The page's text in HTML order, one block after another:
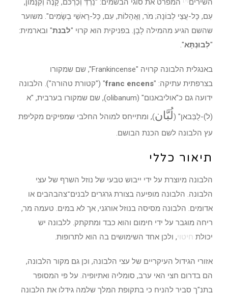
השירים
המפרט את סוגי הבשמים: "נֵרְדְּ וְכַרְכֹּם, קָנֶה וְקִנָּמוֹן,
עִם, כָּל-עֲצֵי לְבוֹנָה; מֹר, וַאֲהָלוֹת, עִם, כָּל-רָאשֵׁי בְשָׂמִים". משוער
שהשם הגיע מהמילה לָבָן. בפניקית הוא קרוי "לבנת" ובארמית:
"לְבוּנְתָּא".
באנגלית הלבונה קרויה "Frankincense", שם שמקורו
בצרפתית עתיקה: "franc encens" ("קטורת טהורה"). הלבונה
ידועה גם כ"אוליבאנום" (olibanum), שם שמקורו בערבית, "א
(ל)-לֻבַּבאן" (لُبَّان), ומתייחס למוהל החלבי שמפיקים מקליפת
עץ הלבונה לשם הכנת הבושם.
תיאור כללי
הלבונה מיוצרת על ידי ייבוש טבעי של נוזל השרף של עצי
הלבונה. הלבונה מופיעה בצורת גרגרים לבנים־צהבהבים או
אדומים. הלבונה מסיסה בנוזל אורגני, אך לא במים. טעמה מר,
ריחה מוגבר על ידי חימום והוא כבד ומתקתק. ללבונה יש
יכולת חיטוי, ולכן אחד השימושים בה הוא לתרופות.
אזורי הגידול העיקריים של עצי הלבונה, וכן גם מקור הלבונה,
הם בדרום חצי האי ערב, סומליה ואתיופיה. על פי המסופר
בתנ"ך סביר להניח כי בתקופת המלך שלמה גידלו את הלבונה